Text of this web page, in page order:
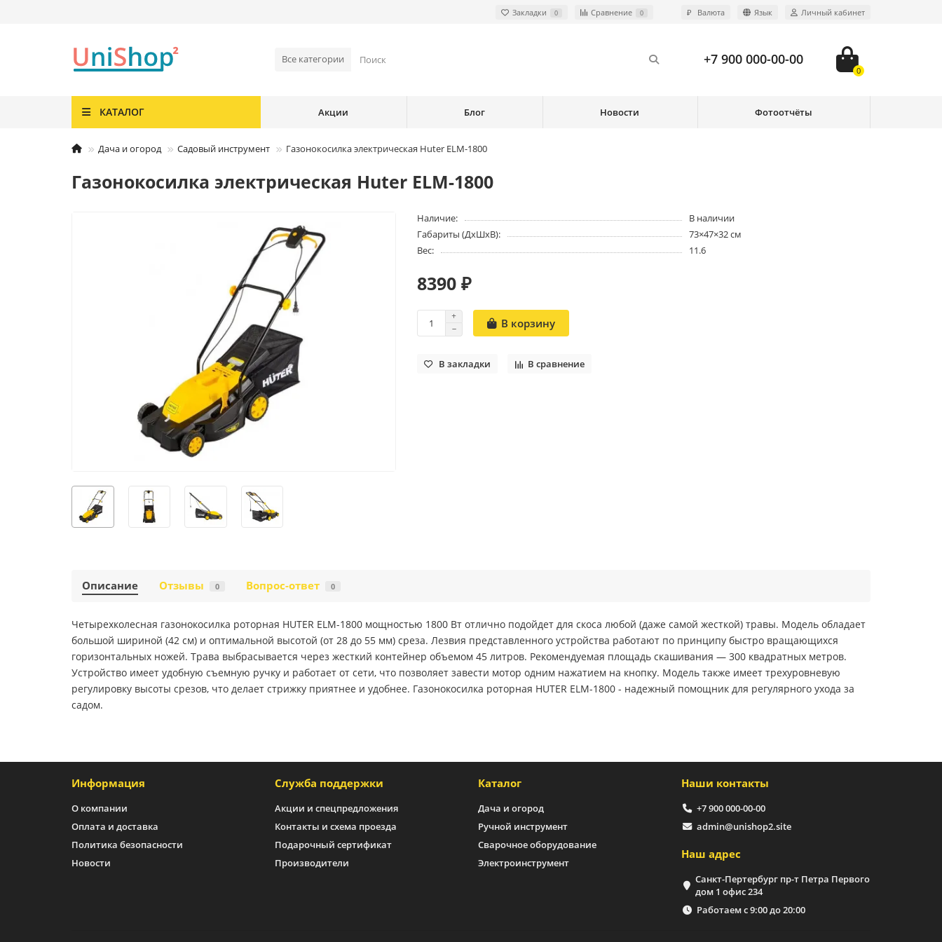
Закладки 0 Сравнение 0 ₽ Валюта Язык Личный кабинет
Все категории +7 900 000-00-00
0
КАТАЛОГ Акции Блог Новости Фотоотчёты
Дача и огород Садовый инструмент Газонокосилка электрическая Huter ELM-1800
Газонокосилка электрическая Huter ELM-1800
Наличие:
В наличии
Габариты (ДхШхВ):
73×47×32 см
Вес:
11.6
8390 ₽
В корзину
В закладки В сравнение
Описание Отзывы 0 Вопрос-ответ 0
Четырехколесная газонокосилка роторная HUTER ELM-1800 мощностью 1800 Вт отлично подойдет для скоса любой (даже самой жесткой) травы. Модель обладает
большой шириной (42 см) и оптимальной высотой (от 28 до 55 мм) среза. Лезвия представленного устройства работают по принципу быстро вращающихся
горизонтальных ножей. Трава выбрасывается через жесткий контейнер объемом 45 литров. Рекомендуемая площадь скашивания — 300 квадратных метров.
Устройство имеет удобную съемную ручку и работает от сети, что позволяет завести мотор одним нажатием на кнопку. Модель также имеет трехуровневую
регулировку высоты срезов, что делает стрижку приятнее и удобнее. Газонокосилка роторная HUTER ELM-1800 - надежный помощник для регулярного ухода за
садом.
Информация
О компании
Оплата и доставка
Политика безопасности
Новости
Служба поддержки
Акции и спецпредложения
Контакты и схема проезда
Подарочный сертификат
Производители
Каталог
Дача и огород
Ручной инструмент
Сварочное оборудование
Электроинструмент
Наши контакты
+7 900 000-00-00
admin@unishop2.site
Наш адрес
Санкт-Пертербург пр-т Петра Первого
дом 1 офис 234
Работаем с 9:00 до 20:00